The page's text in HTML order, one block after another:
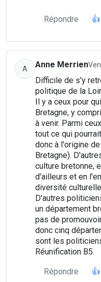
Répondre 👍
A Anne Merrien
Difficile de s'y
politique de la
Il y a ceux pour
Bretagne, y
à venir. Parmi
tout ce qui
donc à l'origine
Bretagne).
culture bretonne,
d'ailleurs et en
diversité
D'autres
un département
pas de
donc cinq
sont les
Réunification B5.
Répondre 👍